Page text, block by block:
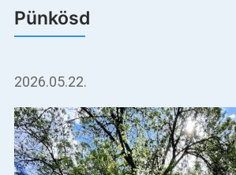
Pünkösd
2026.05.22.